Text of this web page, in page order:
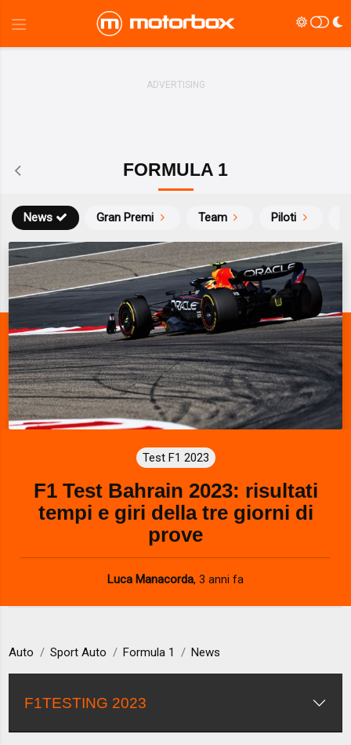
FORMULA 1
News Gran Premi Team Piloti
Test F1 2023
F1 Test Bahrain 2023: risultati
tempi e giri della tre giorni di
prove
Luca Manacorda, 3 anni fa
Auto Sport Auto Formula 1 News
F1TESTING 2023